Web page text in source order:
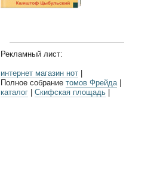
Рекламный лист:
интернет магазин нот
Полное собрание томов Фрейда|
каталог
Скифская площадь